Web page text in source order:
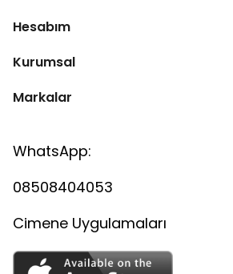
Hesabım
Kurumsal
Markalar
WhatsApp:
08508404053
Cimene Uygulamaları